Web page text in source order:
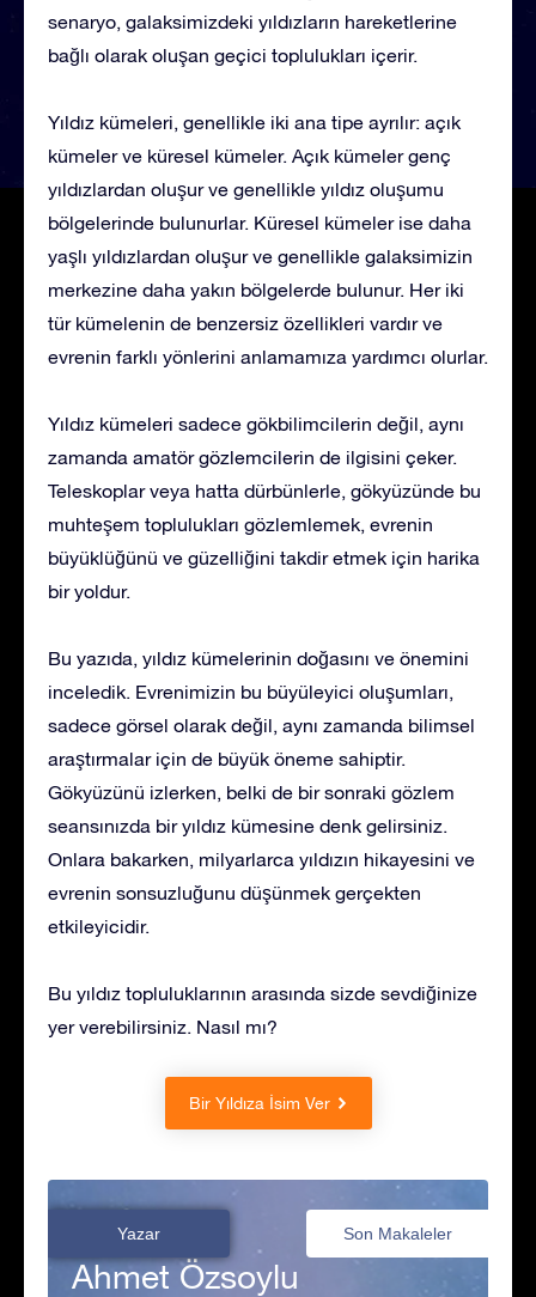
senaryo, galaksimizdeki yıldızların hareketlerine
bağlı olarak oluşan geçici toplulukları içerir.
Yıldız kümeleri, genellikle iki ana tipe ayrılır: açık
kümeler ve küresel kümeler. Açık kümeler genç
yıldızlardan oluşur ve genellikle yıldız oluşumu
bölgelerinde bulunurlar. Küresel kümeler ise daha
yaşlı yıldızlardan oluşur ve genellikle galaksimizin
merkezine daha yakın bölgelerde bulunur. Her iki
tür kümelenin de benzersiz özellikleri vardır ve
evrenin farklı yönlerini anlamamıza yardımcı olurlar.
Yıldız kümeleri sadece gökbilimcilerin değil, aynı
zamanda amatör gözlemcilerin de ilgisini çeker.
Teleskoplar veya hatta dürbünlerle, gökyüzünde bu
muhteşem toplulukları gözlemlemek, evrenin
büyüklüğünü ve güzelliğini takdir etmek için harika
bir yoldur.
Bu yazıda, yıldız kümelerinin doğasını ve önemini
inceledik. Evrenimizin bu büyüleyici oluşumları,
sadece görsel olarak değil, aynı zamanda bilimsel
araştırmalar için de büyük öneme sahiptir.
Gökyüzünü izlerken, belki de bir sonraki gözlem
seansınızda bir yıldız kümesine denk gelirsiniz.
Onlara bakarken, milyarlarca yıldızın hikayesini ve
evrenin sonsuzluğunu düşünmek gerçekten
etkileyicidir.
Bu yıldız topluluklarının arasında sizde sevdiğinize
yer verebilirsiniz. Nasıl mı?
Bir Yıldıza İsim Ver
Yazar Son Makaleler
Ahmet Özsoylu